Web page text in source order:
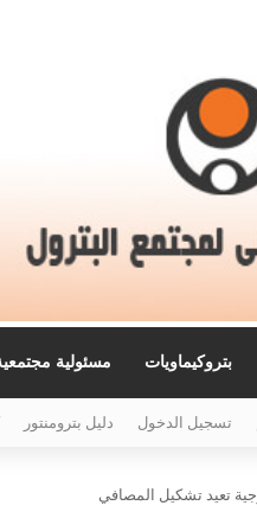
بتروكيماويات مسئولية
تسجيل الدخول دليل بترومنتور